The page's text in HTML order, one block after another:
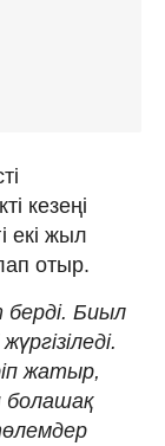
кезеңі
екі жыл
отыр.
Биыл
жатыр,
болашақ